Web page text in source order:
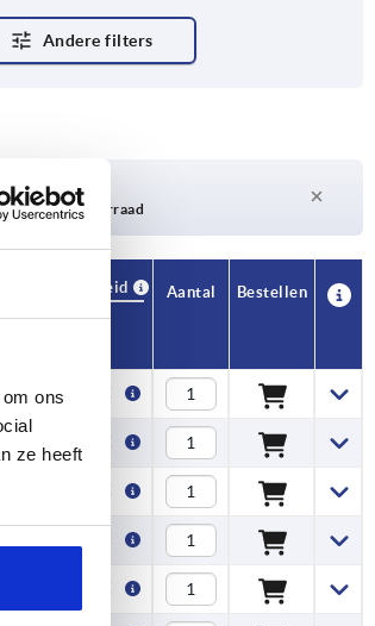
ons
ze heeft
op aanvraag
niet op voorraad
Beschikbaarheid
Prijs
Aantal Bestellen
0,90 €
0,94 €
1,16 €
1,46 €
2,95 €